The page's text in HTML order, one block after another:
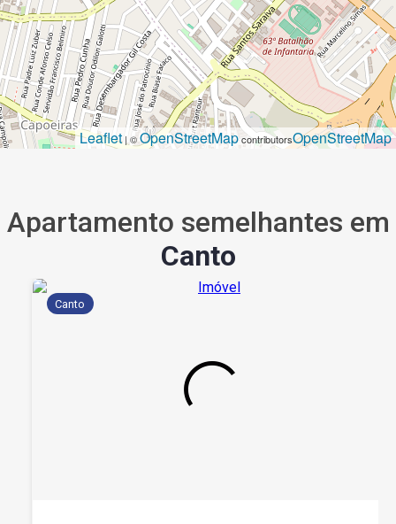
Leaflet| ©OpenStreetMapcontributorsOpenStreetMap
Apartamento semelhantes em
Canto
Canto